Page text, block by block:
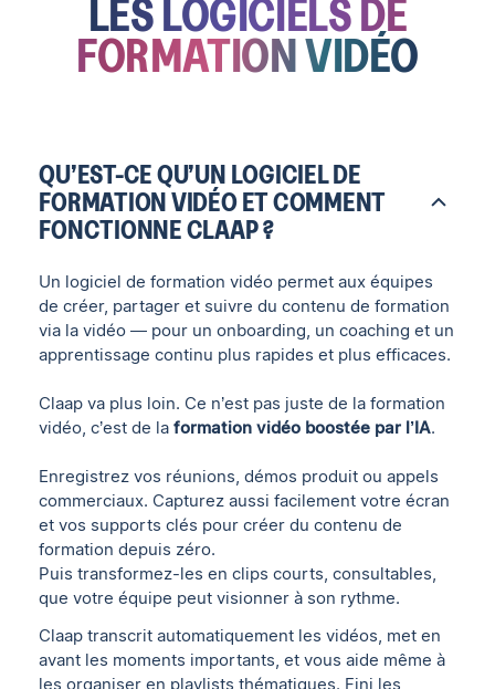
LES LOGICIELS DE
FORMATION VIDÉO
QU’EST-CE QU’UN LOGICIEL DE
FORMATION VIDÉO ET COMMENT
FONCTIONNE CLAAP ?
Un logiciel de formation vidéo permet aux équipes
de créer, partager et suivre du contenu de formation
via la vidéo — pour un onboarding, un coaching et un
apprentissage continu plus rapides et plus efficaces.
Claap va plus loin. Ce n’est pas juste de la formation
vidéo, c’est de laformation vidéo boostée par l’IA.
Enregistrez vos réunions, démos produit ou appels
commerciaux. Capturez aussi facilement votre écran
et vos supports clés pour créer du contenu de
formation depuis zéro.
Puis transformez-les en clips courts, consultables,
que votre équipe peut visionner à son rythme.
Claap transcrit automatiquement les vidéos, met en
avant les moments importants, et vous aide même à
les organiser en playlists thématiques. Fini les